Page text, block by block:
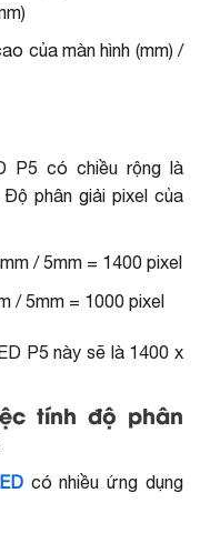
của màn hình (mm) /
P5 có chiều rộng là
Độ phân giải pixel của
/ 5mm = 1400 pixel
/ 5mm = 1000 pixel
P5 này sẽ là 1400 x
tính độ phân
có nhiều ứng dụng